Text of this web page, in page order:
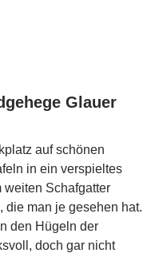
Glauer
auf schönen
in ein verspieltes
weiten Schafgatter
man je gesehen hat.
den Hügeln der
doch gar nicht